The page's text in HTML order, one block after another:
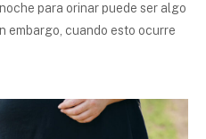
para orinar puede ser algo
embargo, cuando esto ocurre